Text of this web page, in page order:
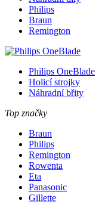
Philips
Braun
Remington
Philips OneBlade
Holicí strojky
Náhradní břity
Top značky
Braun
Philips
Remington
Rowenta
Eta
Panasonic
Gillette